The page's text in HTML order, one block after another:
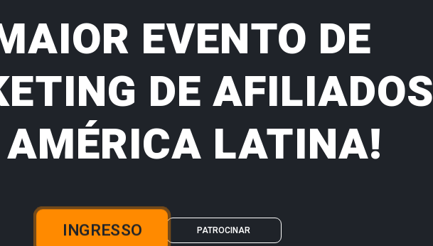
EVENTO DE
DE AFILIADOS
LATINA!
INGRESSO PATROCINAR